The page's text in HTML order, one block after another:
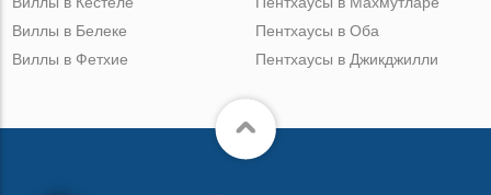
Виллы в Белеке
Виллы в Фетхие
Пентхаусы в Оба
Пентхаусы в Джикджилли